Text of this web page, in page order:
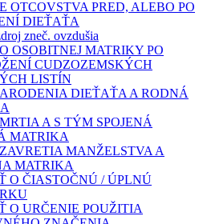
OTCOVSTVA PRED, ALEBO PO
DIEŤAŤA
zneč. ovzdušia
OSOBITNEJ MATRIKY PO
CUDZOZEMSKÝCH
LISTÍN
DIEŤAŤA A RODNÁ
A S TÝM SPOJENÁ
MATRIKA
MANŽELSTVA A
MATRIKA
O ČIASTOČNÚ / ÚPLNÚ
O URČENIE POUŽITIA